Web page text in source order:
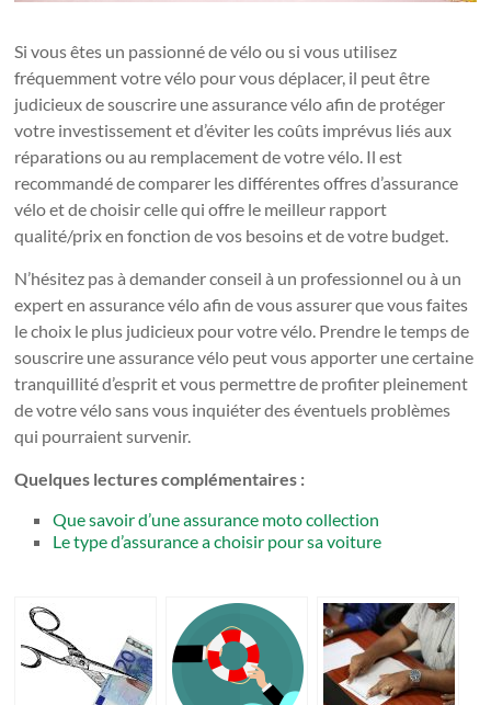
Si vous êtes un passionné de vélo ou si vous utilisez
fréquemment votre vélo pour vous déplacer, il peut être
judicieux de souscrire une assurance vélo afin de protéger
votre investissement et d’éviter les coûts imprévus liés aux
réparations ou au remplacement de votre vélo. Il est
recommandé de comparer les différentes offres d’assurance
vélo et de choisir celle qui offre le meilleur rapport
qualité/prix en fonction de vos besoins et de votre budget.
N’hésitez pas à demander conseil à un professionnel ou à un
expert en assurance vélo afin de vous assurer que vous faites
le choix le plus judicieux pour votre vélo. Prendre le temps de
souscrire une assurance vélo peut vous apporter une certaine
tranquillité d’esprit et vous permettre de profiter pleinement
de votre vélo sans vous inquiéter des éventuels problèmes
qui pourraient survenir.
Quelques lectures complémentaires :
Que savoir d’une assurance moto collection
Le type d’assurance a choisir pour sa voiture